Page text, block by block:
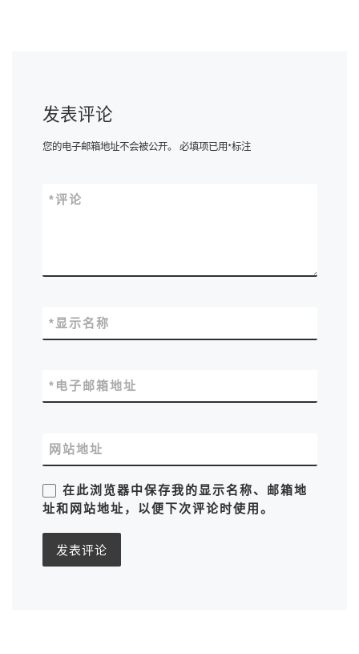
发表评论
您的电子邮箱地址不会被公开。 必填项已用*标注
评论
*
显示名称
*
电子邮箱地址
*
网站地址
在此浏览器中保存我的显示名称、邮箱地
址和网站地址，以便下次评论时使用。